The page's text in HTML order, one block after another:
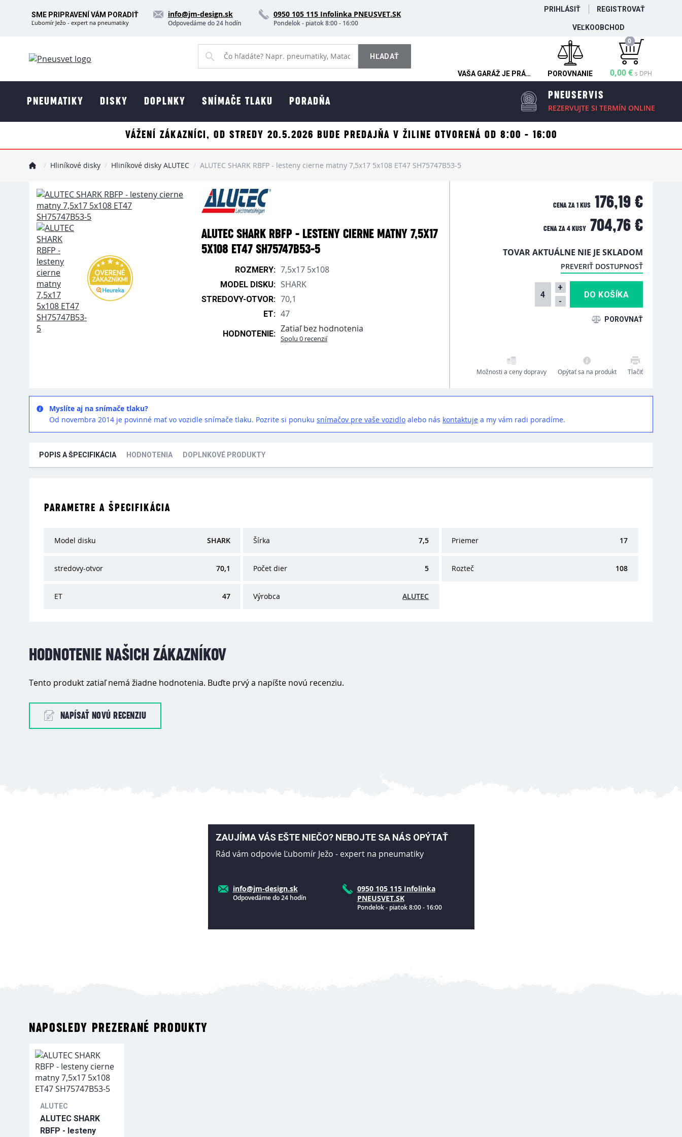
SME PRIPRAVENÍ VÁM PORADIŤ
Ľubomír Ježo - expert na pneumatiky
info@jm-design.sk
Odpovedáme do 24 hodín
0950 105 115 Infolinka PNEUSVET.SK
Pondelok - piatok 8:00 - 16:00
PRIHLÁSIŤ REGISTROVAŤ
VEĽKOOBCHOD
VAŠA GARÁŽ JE PRÁZDNA POROVNANIE
0
0,00 € s DPH
PNEUMATIKY DISKY DOPLNKY SNÍMAČE TLAKU PORADŇA
PNEUSERVIS
REZERVUJTE SI TERMÍN ONLINE
VÁŽENÍ ZÁKAZNÍCI, OD STREDY 20.5.2026 BUDE PREDAJŇA V ŽILINE OTVORENÁ OD 8:00 - 16:00
Hliníkové disky Hliníkové disky ALUTEC ALUTEC SHARK RBFP - lesteny cierne matny 7,5x17 5x108 ET47 SH75747B53-5
ALUTEC SHARK RBFP - LESTENY CIERNE MATNY 7,5X17
5X108 ET47 SH75747B53-5
ROZMERY: 7,5x17 5x108
MODEL DISKU: SHARK
STREDOVY-OTVOR: 70,1
ET: 47
HODNOTENIE: Zatiaľ bez hodnotenia
Spolu 0 recenzií
CENA ZA 1 KUS 176,19 €
CENA ZA 4 KUSY 704,76 €
TOVAR AKTUÁLNE NIE JE SKLADOM
PREVERIŤ DOSTUPNOSŤ
+
-
Možnosti a ceny dopravy Opýtať sa na produkt Tlačiť
Myslíte aj na snímače tlaku?
Od novembra 2014 je povinné mať vo vozidle snímače tlaku. Pozrite si ponuku snímačov pre vaše vozidlo alebo nás kontaktuje a my vám radi poradíme.
POPIS A ŠPECIFIKÁCIA HODNOTENIA DOPLNKOVÉ PRODUKTY
PARAMETRE A ŠPECIFIKÁCIA
Model disku SHARK Šírka 7,5 Priemer 17
stredovy-otvor 70,1 Počet dier 5 Rozteč 108
ET 47 Výrobca ALUTEC
HODNOTENIE NAŠICH ZÁKAZNÍKOV
Tento produkt zatiaľ nemá žiadne hodnotenia. Buďte prvý a napíšte novú recenziu.
NAPÍSAŤ NOVÚ RECENZIU
ZAUJÍMA VÁS EŠTE NIEČO? NEBOJTE SA NÁS OPÝTAŤ
Rád vám odpovie Ľubomír Ježo - expert na pneumatiky
info@jm-design.sk
Odpovedáme do 24 hodín
0950 105 115 Infolinka
PNEUSVET.SK
Pondelok - piatok 8:00 - 16:00
NAPOSLEDY PREZERANÉ PRODUKTY
ALUTEC
ALUTEC SHARK
RBFP - lesteny